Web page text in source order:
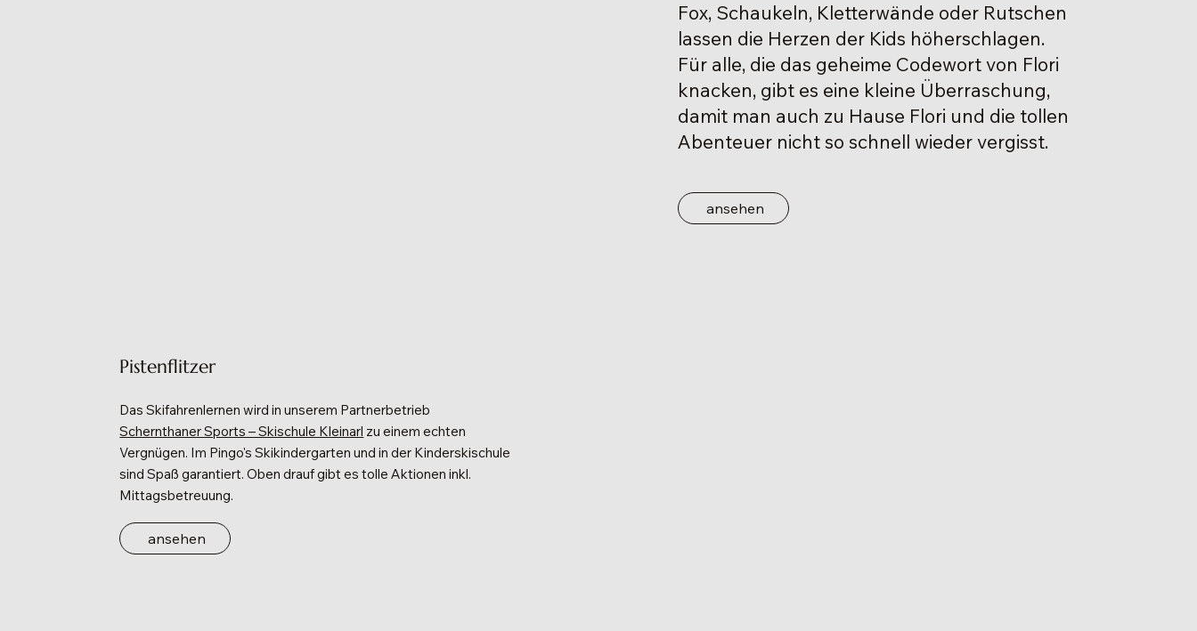
Fox, Schaukeln, Kletterwände oder Rutschen
lassen die Herzen der Kids höherschlagen.
Für alle, die das geheime Codewort von Flori
knacken, gibt es eine kleine Überraschung,
damit man auch zu Hause Flori und die tollen
Abenteuer nicht so schnell wieder vergisst.
ansehen
Pistenflitzer
Das Skifahrenlernen wird in unserem Partnerbetrieb
Schernthaner Sports – Skischule Kleinarl zu einem echten
Vergnügen. Im Pingo's Skikindergarten und in der Kinderskischule
sind Spaß garantiert. Oben drauf gibt es tolle Aktionen inkl.
Mittagsbetreuung.
ansehen